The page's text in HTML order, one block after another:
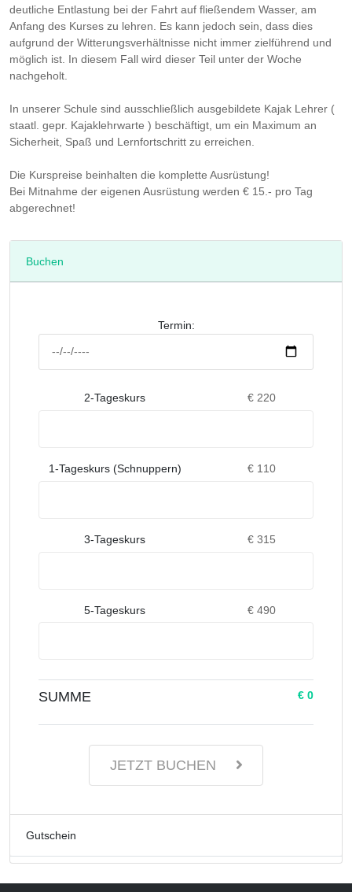
Buchen
Termin:
2-Tageskurs € 220
1-Tageskurs (Schnuppern) € 110
3-Tageskurs € 315
5-Tageskurs € 490
SUMME € 0
JETZT BUCHEN
Gutschein
deutliche Entlastung bei der Fahrt auf fließendem Wasser, am
Anfang des Kurses zu lehren. Es kann jedoch sein, dass dies
aufgrund der Witterungsverhältnisse nicht immer zielführend und
möglich ist. In diesem Fall wird dieser Teil unter der Woche
nachgeholt.
In unserer Schule sind ausschließlich ausgebildete Kajak Lehrer (
staatl. gepr. Kajaklehrwarte ) beschäftigt, um ein Maximum an
Sicherheit, Spaß und Lernfortschritt zu erreichen.
Die Kurspreise beinhalten die komplette Ausrüstung!
Bei Mitnahme der eigenen Ausrüstung werden € 15.- pro Tag
abgerechnet!